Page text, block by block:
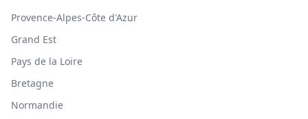
Provence-Alpes-Côte d'Azur
Grand Est
Pays de la Loire
Bretagne
Normandie